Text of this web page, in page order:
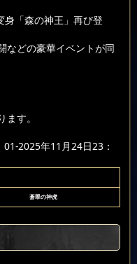
身「森の神王」再び登
などの豪華イベントが同
す。
2025年11月24日23：
蒼翠の神虎